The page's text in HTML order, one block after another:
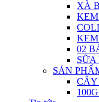
XÀ
02
SẢN
CÂY